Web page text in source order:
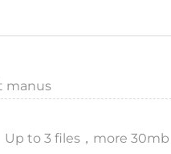
manus
Up to 3 files，more